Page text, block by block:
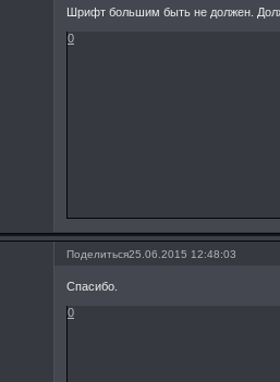
Шрифт большим быть не должен.
0
Поделиться25.06.2015 12:48:03
Спасибо.
0